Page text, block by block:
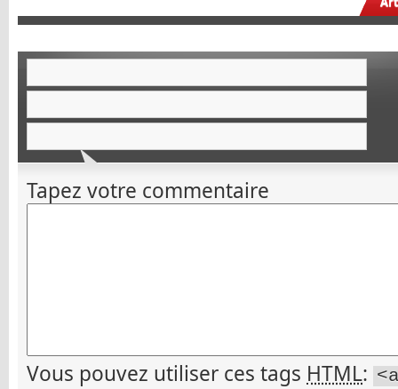
Tapez votre commentaire
Vous pouvez utiliser ces tags HTML: